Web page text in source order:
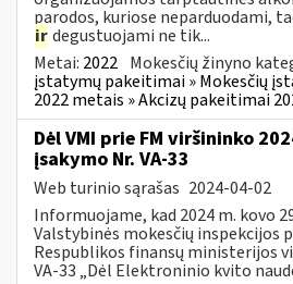
parodos, kuriose neparduodami,
irdegustuojami ne tik...
Metai: 2022 Mokesčių žinyno
įstatymų pakeitimai » Mokesčių
2022 metais » Akcizų pakeitimai
Dėl VMI prie FM viršininko
įsakymo Nr. VA-33
Web turinio sąrašas 2024-04-02
Informuojame, kad 2024 m. kovo
Valstybinės mokesčių inspekcijos
Respublikos finansų ministerijos
VA-33 „Dėl Elektroninio kvito